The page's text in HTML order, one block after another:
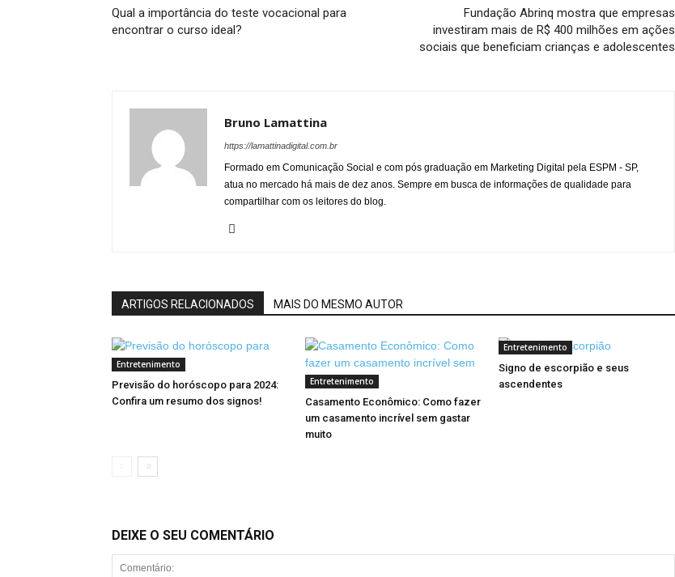
Qual a importância do teste vocacional para
encontrar o curso ideal?
Fundação Abrinq mostra que empresas
investiram mais de R$ 400 milhões em ações
sociais que beneficiam crianças e adolescentes
Bruno Lamattina
https://lamattinadigital.com.br
Formado em Comunicação Social e com pós graduação em Marketing Digital pela ESPM - SP,
atua no mercado há mais de dez anos. Sempre em busca de informações de qualidade para
compartilhar com os leitores do blog.
ARTIGOS RELACIONADOS MAIS DO MESMO AUTOR
Entretenimento
Previsão do horóscopo para 2024:
Confira um resumo dos signos!
Entretenimento
Casamento Econômico: Como fazer
um casamento incrível sem gastar
muito
Entretenimento
Signo de escorpião e seus
ascendentes
DEIXE O SEU COMENTÁRIO